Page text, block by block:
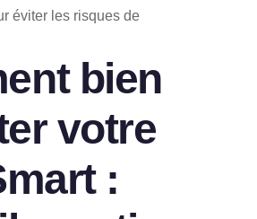
éviter les risques de
bien
votre
: